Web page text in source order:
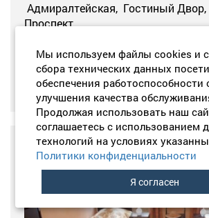
Адмиралтейская, Гостиный Двор,
Проспект
Цена за проживание за 1 ночь:
БЫСТРОЕ БРОНИРОВАНИЕ
Мы используем файлы cookies и
сбора технических данных
обеспечения работоспособности
улучшения качества
Продолжая использовать наш
соглашаетесь с использованием
технологий на условиях
Политики конфиденциальности
Я согласен